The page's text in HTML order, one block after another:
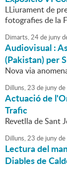
LLiurament de
fotografies de la
Dimarts,24de juny
Audiovisual :
(Pakistan) per
Nova via
Dilluns,23 de junyde
Actuació de
Trafic
Revetlla de Sant
Dilluns,23 de junyde
Lectura del
Diables de